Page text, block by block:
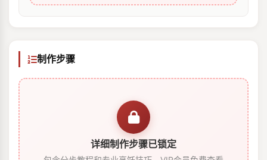
制作步骤
详细制作步骤已锁定